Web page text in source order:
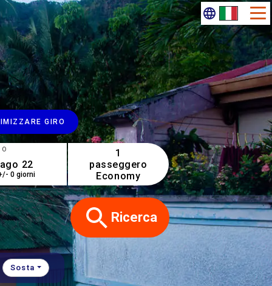
GIRO
0 giorni
1
passeggero
Economy
Ricerca
Sosta